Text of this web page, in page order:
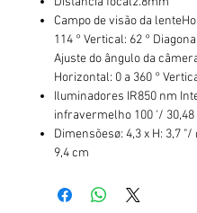
Campo de visão da
114 ° Vertical: 62 °
Ajuste do ângulo da
Horizontal: 0 a 360 °
Iluminadores IR850 nm
infravermelho 100 '/ 30,48
Dimensõesø: 4,3 x H: 3,7 "/
9,4 cm